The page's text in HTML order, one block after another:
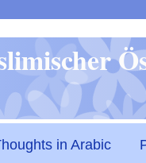
zum
in Arabic